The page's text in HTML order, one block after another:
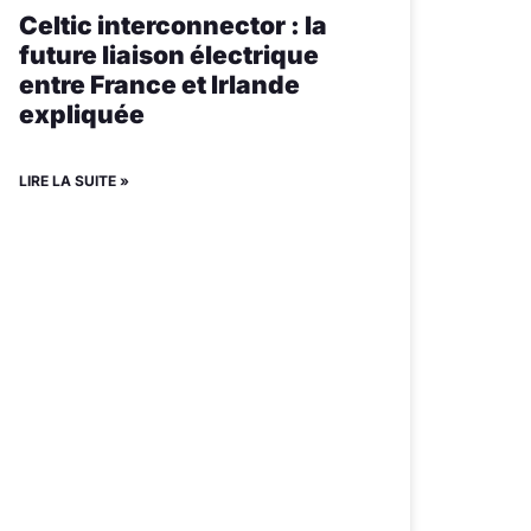
Celtic interconnector : la
future liaison électrique
entre France et Irlande
expliquée
LIRE LA SUITE »